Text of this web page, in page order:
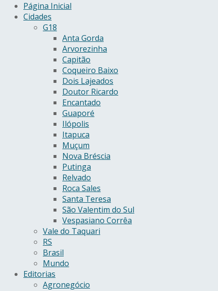
Página Inicial
Cidades
G18
Anta Gorda
Arvorezinha
Capitão
Coqueiro Baixo
Dois Lajeados
Doutor Ricardo
Encantado
Guaporé
Ilópolis
Itapuca
Muçum
Nova Bréscia
Putinga
Relvado
Roca Sales
Santa Teresa
São Valentim do Sul
Vespasiano Corrêa
Vale do Taquari
RS
Brasil
Mundo
Editorias
Agronegócio